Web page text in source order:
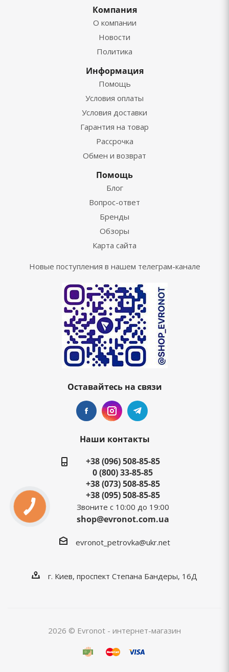
Компания
О компании
Новости
Политика
Информация
Помощь
Условия оплаты
Условия доставки
Гарантия на товар
Рассрочка
Обмен и возврат
Помощь
Блог
Вопрос-ответ
Бренды
Обзоры
Карта сайта
Новые поступления в нашем телеграм-канале
Оставайтесь на связи
Наши контакты
+38 (096) 508-85-85
0 (800) 33-85-85
+38 (073) 508-85-85
+38 (095) 508-85-85
Звоните с 10:00 до 19:00
shop@evronot.com.ua
evronot_petrovka@ukr.net
г. Киев, проспект Степана Бандеры, 16Д
2026 © Evronot - интернет-магазин